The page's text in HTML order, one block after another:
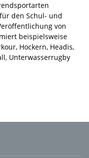
den Schul- und
von
beispielsweise
Hockern, Headis,
Unterwasserrugby